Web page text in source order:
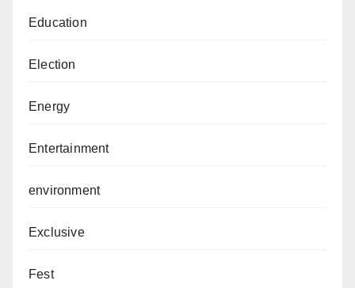
Education
Election
Energy
Entertainment
environment
Exclusive
Fest